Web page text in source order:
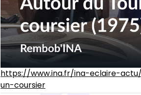
https://www.ina.fr/ina-eclaire-
un-coursier